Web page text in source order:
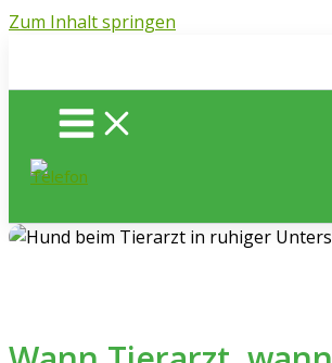
Zum Inhalt springen